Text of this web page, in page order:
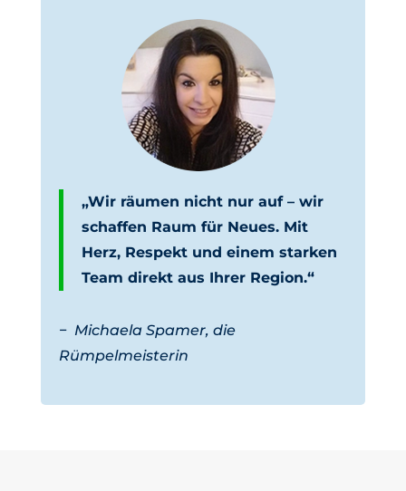
„Wir räumen nicht nur auf – wir
schaffen Raum für Neues. Mit
Herz, Respekt und einem starken
Team direkt aus Ihrer Region.“
− Michaela Spamer, die
Rümpelmeisterin